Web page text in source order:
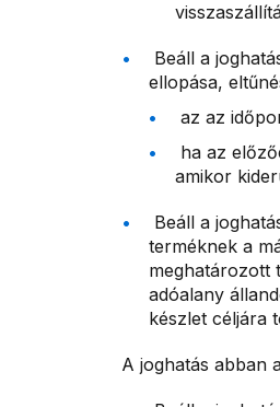
Beáll a
ellopása,
az az
ha az
amikor
Beáll a
terméknek a
meghatározott
adóalany
készlet céljára
A joghatás abban